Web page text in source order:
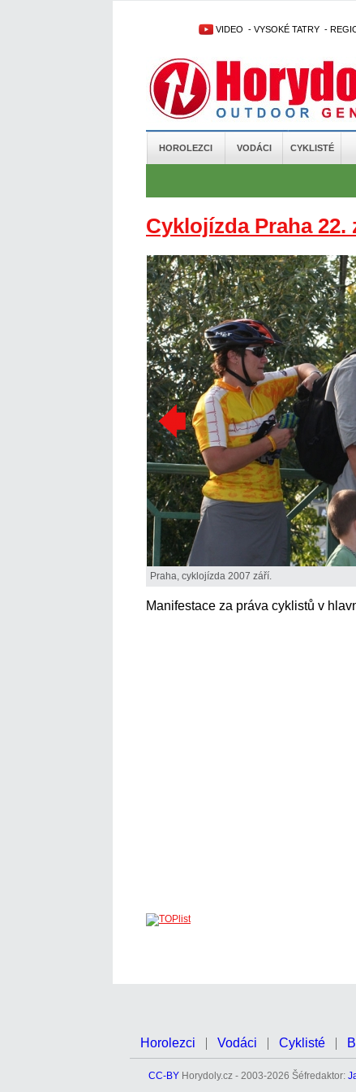
VIDEO - VYSOKÉ TATRY -
HOROLEZCI VODÁCI CYKLISTÉ
Cyklojízda Praha 22.
Praha, cyklojízda 2007 září.
Manifestace za práva cyklistů v
Horolezci Vodáci Cyklisté
CC-BY Horydoly.cz - 2003-2026 Šéfredaktor: